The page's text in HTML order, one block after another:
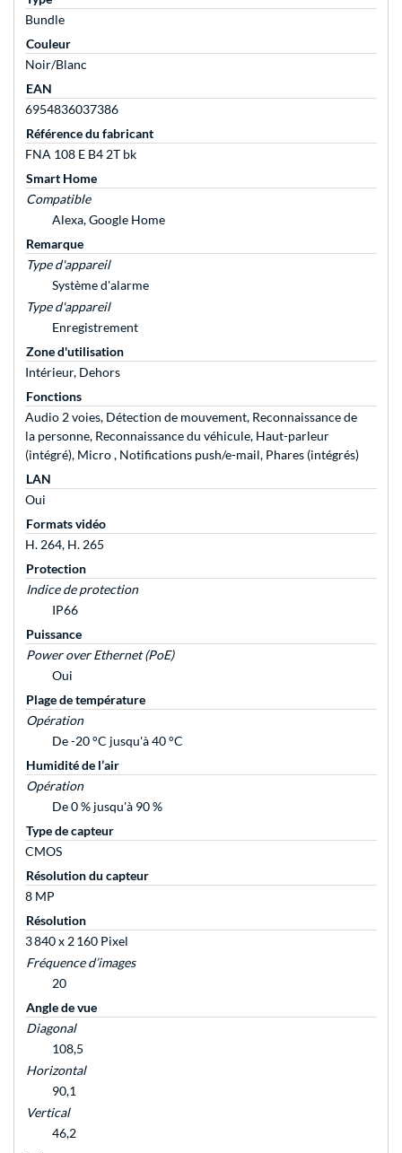
Bundle
Couleur
Noir/Blanc
EAN
6954836037386
Référence du fabricant
FNA 108 E B4 2T bk
Smart Home
Compatible
Alexa, Google Home
Remarque
Type d'appareil
Système d'alarme
Type d'appareil
Enregistrement
Zone d'utilisation
Intérieur, Dehors
Fonctions
Audio 2 voies, Détection de mouvement, Reconnaissance de
la personne, Reconnaissance du véhicule, Haut-parleur
(intégré), Micro , Notifications push/e-mail, Phares (intégrés)
LAN
Oui
Formats vidéo
H. 264, H. 265
Protection
Indice de protection
IP66
Puissance
Power over Ethernet (PoE)
Oui
Plage de température
Opération
De -20 °C jusqu'à 40 °C
Humidité de l’air
Opération
De 0 % jusqu'à 90 %
Type de capteur
CMOS
Résolution du capteur
8 MP
Résolution
3 840 x 2 160 Pixel
Fréquence d’images
20
Angle de vue
Diagonal
108,5
Horizontal
90,1
Vertical
46,2